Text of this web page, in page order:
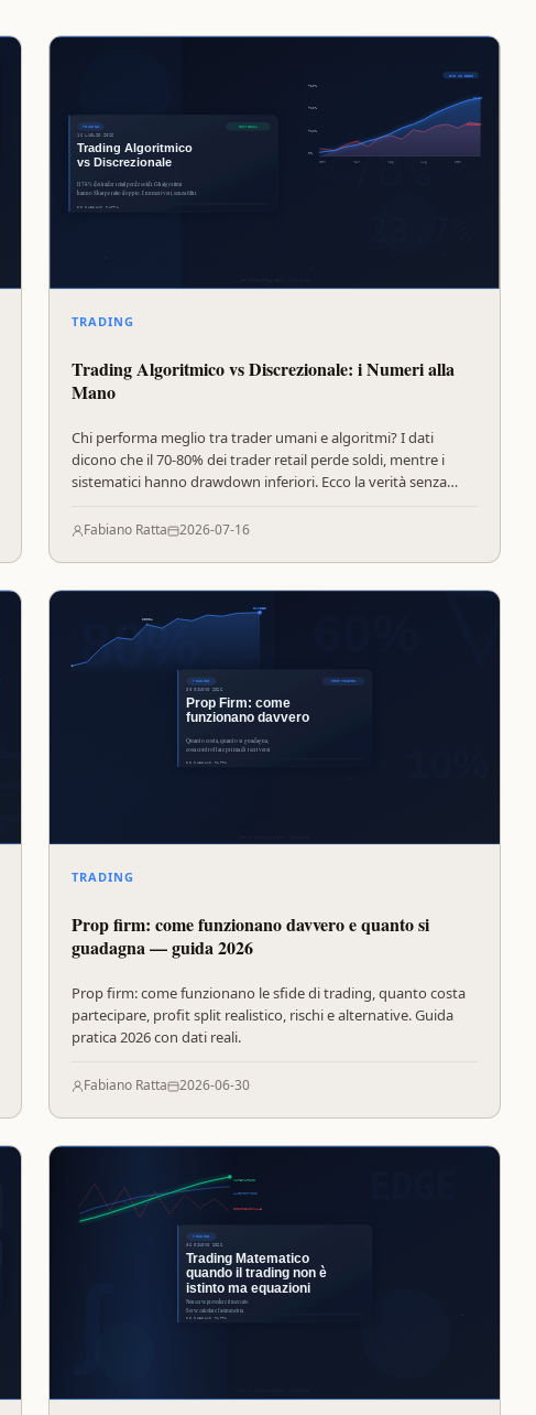
TRADING
Trading Algoritmico vs Discrezionale: i Numeri alla
Mano
Chi performa meglio tra trader umani e algoritmi? I dati
dicono che il 70-80% dei trader retail perde soldi, mentre i
sistematici hanno drawdown inferiori. Ecco la verità senza
Fabiano Ratta 2026-07-16
TRADING
Prop firm: come funzionano davvero e quanto si
guadagna — guida 2026
Prop firm: come funzionano le sfide di trading, quanto costa
partecipare, profit split realistico, rischi e alternative. Guida
pratica 2026 con dati reali.
Fabiano Ratta 2026-06-30